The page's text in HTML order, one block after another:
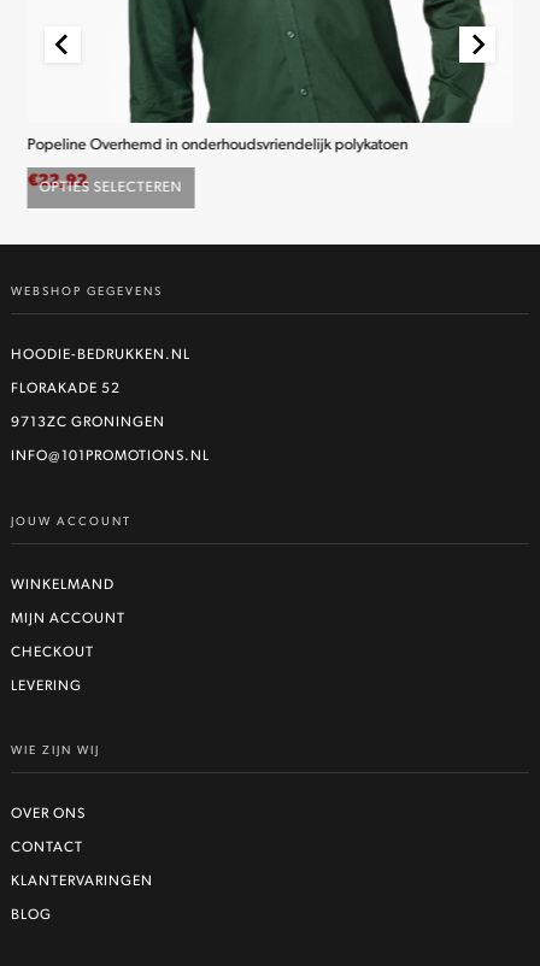
OPTIES SELECTEREN
product
meerdere
Deze
optie
gekozen
worden
Popeline Overhemd in onderhoudsvriendelijk polykatoen
€22,92
WEBSHOP GEGEVENS
HOODIE-BEDRUKKEN.NL
FLORAKADE 52
9713ZC GRONINGEN
INFO@101PROMOTIONS.NL
JOUW ACCOUNT
WINKELMAND
MIJN ACCOUNT
CHECKOUT
LEVERING
WIE ZIJN WIJ
OVER ONS
CONTACT
KLANTERVARINGEN
BLOG